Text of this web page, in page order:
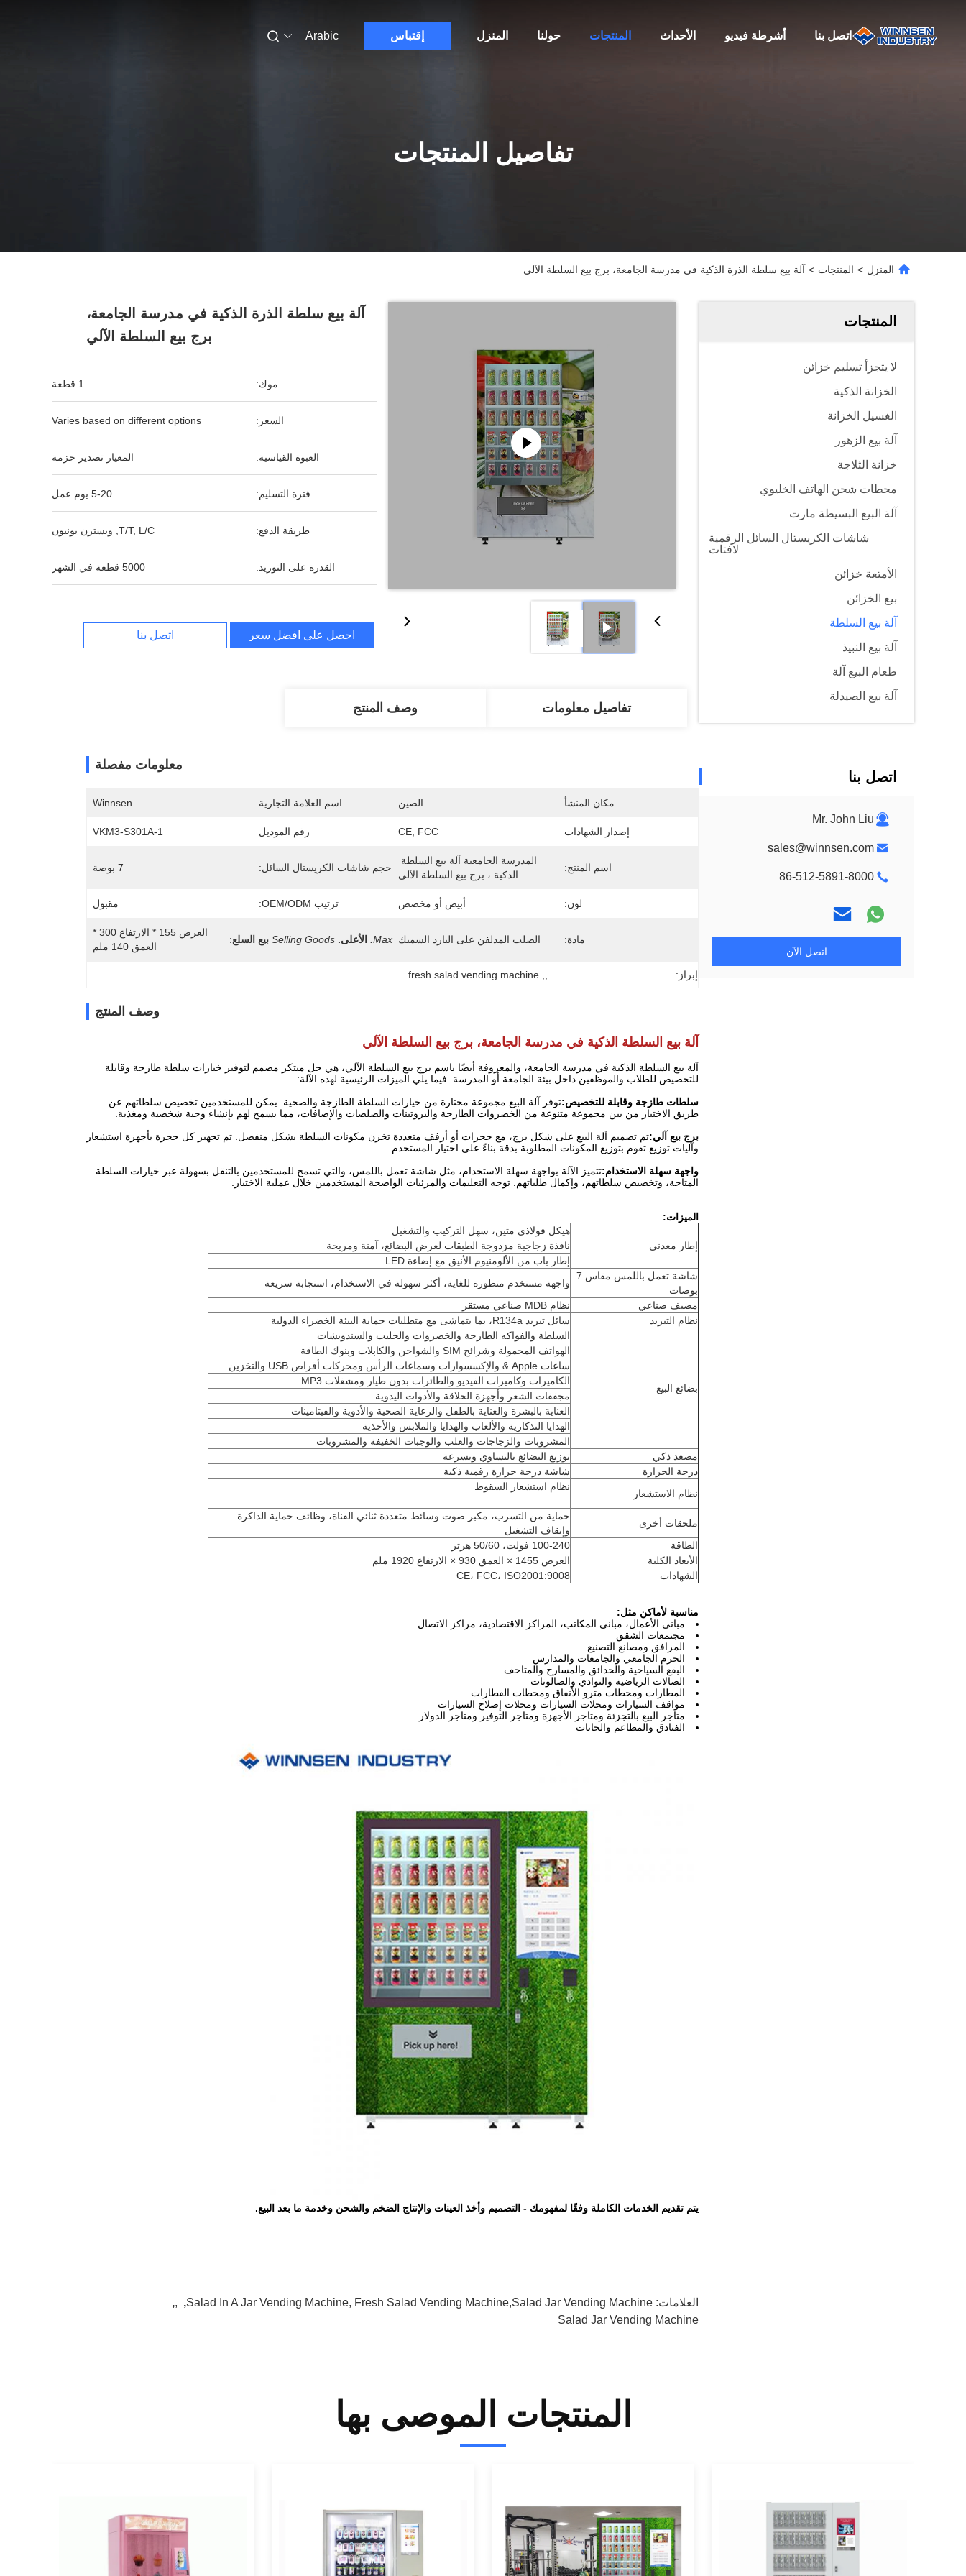
المنزل حولنا المنتجات الأحداث أشرطة فيديو اتصل بنا إقتباس Arabic
تفاصيل المنتجات
المنزل > المنتجات > آلة بيع سلطة الذرة الذكية في مدرسة الجامعة، برج بيع السلطة الآلي
المنتجات
لا يتجزأ تسليم خزائن
الخزانة الذكية
الغسيل الخزانة
آلة بيع الزهور
خزانة الثلاجة
محطات شحن الهاتف الخليوي
آلة البيع البسيطة مارت
شاشات الكريستال السائل الرقمية
لافتات
الأمتعة خزائن
بيع الخزائن
آلة بيع السلطة
آلة بيع النبيذ
طعام البيع آلة
آلة بيع الصيدلة
اتصل بنا
Mr. John Liu
sales@winnsen.com
86-512-5891-8000
اتصل الآن
آلة بيع سلطة الذرة الذكية في مدرسة الجامعة،
برج بيع السلطة الآلي
موك: 1 قطعة
السعر: Varies based on different options
العبوة القياسية: المعيار تصدير حزمة
فترة التسليم: 5-20 يوم عمل
طريقة الدفع: T/T, L/C, ويسترن يونيون
القدرة على التوريد: 5000 قطعة في الشهر
احصل على أفضل سعر اتصل بنا
تفاصيل معلومات وصف المنتج
معلومات مفصلة
مكان المنشأ الصين اسم العلامة التجارية Winnsen
إصدار الشهادات CE, FCC رقم الموديل VKM3-S301A-1
اسم المنتج:
الذكية ، برج بيع السلطة الآلي
حجم شاشات الكريستال السائل: 7 بوصة
لون: أبيض أو مخصص ترتيب OEM/ODM: مقبول
مادة: الصلب المدلفن على البارد السميك Max. الأعلى. Selling Goods بيع السلع:
العمق 140 ملم
إبراز: ,
fresh salad vending machine
وصف المنتج
آلة بيع السلطة الذكية في مدرسة الجامعة، برج بيع السلطة الآلي
آلة بيع السلطة الذكية في مدرسة الجامعة، والمعروفة أيضًا باسم برج بيع السلطة الآلي، هي حل مبتكر مصمم لتوفير خيارات سلطة طازجة وقابلة
للتخصيص للطلاب والموظفين داخل بيئة الجامعة أو المدرسة. فيما يلي الميزات الرئيسية لهذه الآلة:
سلطات طازجة وقابلة للتخصيص:توفر آلة البيع مجموعة مختارة من خيارات السلطة الطازجة والصحية. يمكن للمستخدمين تخصيص سلطاتهم عن
طريق الاختيار من بين مجموعة متنوعة من الخضروات الطازجة والبروتينات والصلصات والإضافات، مما يسمح لهم بإنشاء وجبة شخصية ومغذية.
برج بيع آلي:تم تصميم آلة البيع على شكل برج، مع حجرات أو أرفف متعددة تخزن مكونات السلطة بشكل منفصل. تم تجهيز كل حجرة بأجهزة استشعار
وآليات توزيع تقوم بتوزيع المكونات المطلوبة بدقة بناءً على اختيار المستخدم.
واجهة سهلة الاستخدام:تتميز الآلة بواجهة سهلة الاستخدام، مثل شاشة تعمل باللمس، والتي تسمح للمستخدمين بالتنقل بسهولة عبر خيارات السلطة
المتاحة، وتخصيص سلطاتهم، وإكمال طلباتهم. توجه التعليمات والمرئيات الواضحة المستخدمين خلال عملية الاختيار.
الميزات:
إطار معدني
هيكل فولاذي متين، سهل التركيب والتشغيل
نافذة زجاجية مزدوجة الطبقات لعرض البضائع، آمنة ومريحة
إطار باب من الألومنيوم الأنيق مع إضاءة LED
شاشة تعمل باللمس مقاس 7
بوصات
واجهة مستخدم متطورة للغاية، أكثر سهولة في الاستخدام، استجابة سريعة
مضيف صناعي
نظام MDB صناعي مستقر
نظام التبريد
سائل تبريد R134a، بما يتماشى مع متطلبات حماية البيئة الخضراء الدولية
بضائع البيع
السلطة والفواكه الطازجة والخضروات والحليب والسندويشات
الهواتف المحمولة وشرائح SIM والشواحن والكابلات وبنوك الطاقة
ساعات Apple & والإكسسوارات وسماعات الرأس ومحركات أقراص USB والتخزين
الكاميرات وكاميرات الفيديو والطائرات بدون طيار ومشغلات MP3
مجففات الشعر وأجهزة الحلاقة والأدوات اليدوية
العناية بالبشرة والعناية بالطفل والرعاية الصحية والأدوية والفيتامينات
الهدايا التذكارية والألعاب والهدايا والملابس والأحذية
المشروبات والزجاجات والعلب والوجبات الخفيفة والمشروبات
مصعد ذكي
توزيع البضائع بالتساوي وبسرعة
درجة الحرارة
شاشة درجة حرارة رقمية ذكية
نظام الاستشعار
نظام استشعار السقوط
ملحقات أخرى
حماية من التسرب، مكبر صوت وسائط متعددة ثنائي القناة، وظائف حماية الذاكرة
وإيقاف التشغيل
الطاقة
100-240 فولت، 50/60 هرتز
الأبعاد الكلية
العرض 1455 × العمق 930 × الارتفاع 1920 ملم
الشهادات
CE، FCC، ISO2001:9008
مناسبة لأماكن مثل:
مباني الأعمال، مباني المكاتب، المراكز الاقتصادية، مراكز الاتصال
مجتمعات الشقق
المرافق ومصانع التصنيع
الحرم الجامعي والجامعات والمدارس
البقع السياحية والحدائق والمسارح والمتاحف
الصالات الرياضية والنوادي والصالونات
المطارات ومحطات مترو الأنفاق ومحطات القطارات
مواقف السيارات ومحلات السيارات ومحلات إصلاح السيارات
متاجر البيع بالتجزئة ومتاجر الأجهزة ومتاجر التوفير ومتاجر الدولار
الفنادق والمطاعم والحانات
يتم تقديم الخدمات الكاملة وفقًا لمفهومك - التصميم وأخذ العينات والإنتاج الضخم والشحن وخدمة ما بعد البيع.
العلامات: Salad In A Jar Vending Machine, Fresh Salad Vending Machine,salad Jar Vending Machine
,
,
,
Salad Jar Vending Machine
المنتجات الموصى بها